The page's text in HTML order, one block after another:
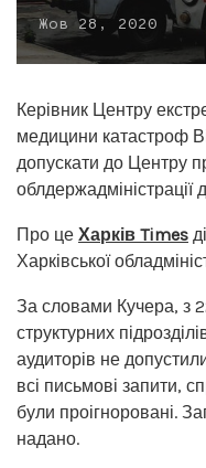
Жов 28, 2020
Керівник Центру
медицини катастроф
допускати до Центру
Про це Харків Times
Харківської
За словами Кучера, з
структурних
аудиторів не
всі письмові запити,
були проігноровані.
надано.